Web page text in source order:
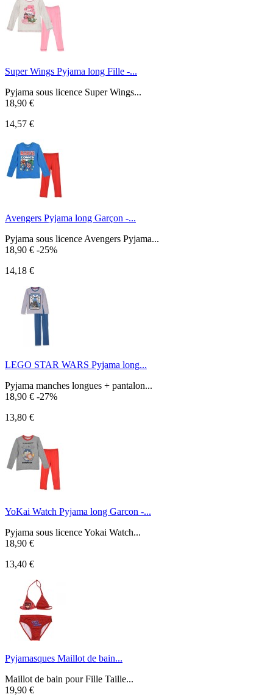
Super Wings Pyjama long Fille -...
Pyjama sous licence Super Wings...
18,90 €
14,57 €
Avengers Pyjama long Garçon -...
Pyjama sous licence Avengers Pyjama...
18,90 € -25%
14,18 €
LEGO STAR WARS Pyjama long...
Pyjama manches longues + pantalon...
18,90 € -27%
13,80 €
YoKai Watch Pyjama long Garcon -...
Pyjama sous licence Yokai Watch...
18,90 €
13,40 €
Pyjamasques Maillot de bain...
Maillot de bain pour Fille Taille...
19,90 €